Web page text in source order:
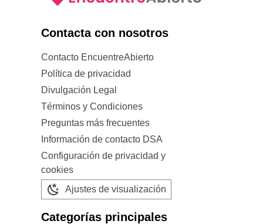
Contacta con nosotros
Contacto EncuentreAbierto
Política de privacidad
Divulgación Legal
Términos y Condiciones
Preguntas más frecuentes
Información de contacto DSA
Configuración de privacidad y
cookies
Ajustes de visualización
Categorías principales